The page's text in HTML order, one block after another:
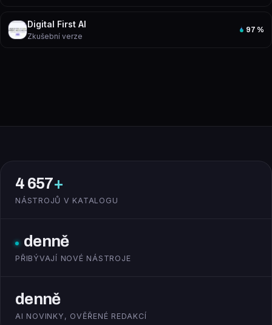
Digital First AI
Zkušební verze
97 %
4 657+
NÁSTROJŮ V KATALOGU
denně
PŘIBÝVAJÍ NOVÉ NÁSTROJE
denně
AI NOVINKY, OVĚŘENÉ REDAKCÍ